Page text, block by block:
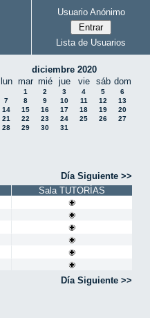
Usuario Anónimo
Lista de Usuarios
diciembre 2020
lun mar mié jue vie sáb dom
1 2 3 4 5
6
7
8 9 10 11 12
13
14
15 16 17 18 19
20
21
22 23 24 25 26
27
28
29 30 31
Día Siguiente >>
Sala TUTORÍAS
Día Siguiente >>